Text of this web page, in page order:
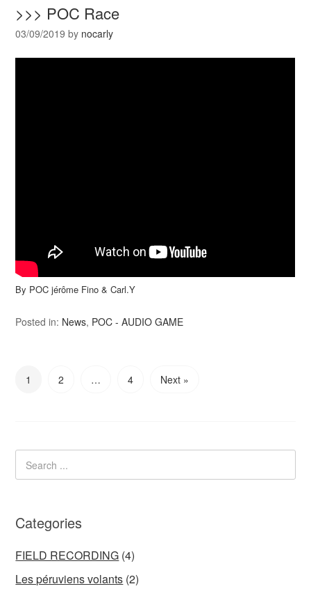
>>> POC Race
03/09/2019 by nocarly
By POC jérôme Fino & Carl.Y
Posted in: News, POC - AUDIO GAME
1 2 … 4 Next »
Categories
FIELD RECORDING (4)
Les péruviens volants (2)